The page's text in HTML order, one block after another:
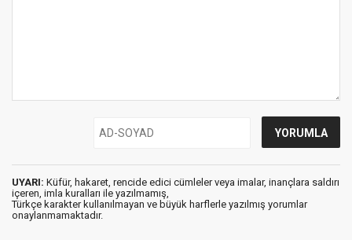
UYARI: Küfür, hakaret, rencide edici cümleler veya imalar, inançlara saldırı
içeren, imla kuralları ile yazılmamış,
Türkçe karakter kullanılmayan ve büyük harflerle yazılmış yorumlar
onaylanmamaktadır.